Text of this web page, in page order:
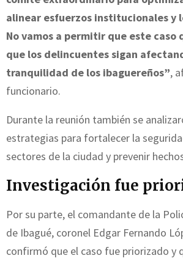
alinear esfuerzos institucionales y
No vamos a permitir que este caso
que los delincuentes sigan
tranquilidad de los ibaguereños”,
funcionario.
Durante la reunión también se
estrategias para fortalecer la
sectores de la ciudad y prevenir
Investigación fue
Por su parte, el comandante de la
de Ibagué, coronel Edgar Fernando
confirmó que el caso fue priorizado y